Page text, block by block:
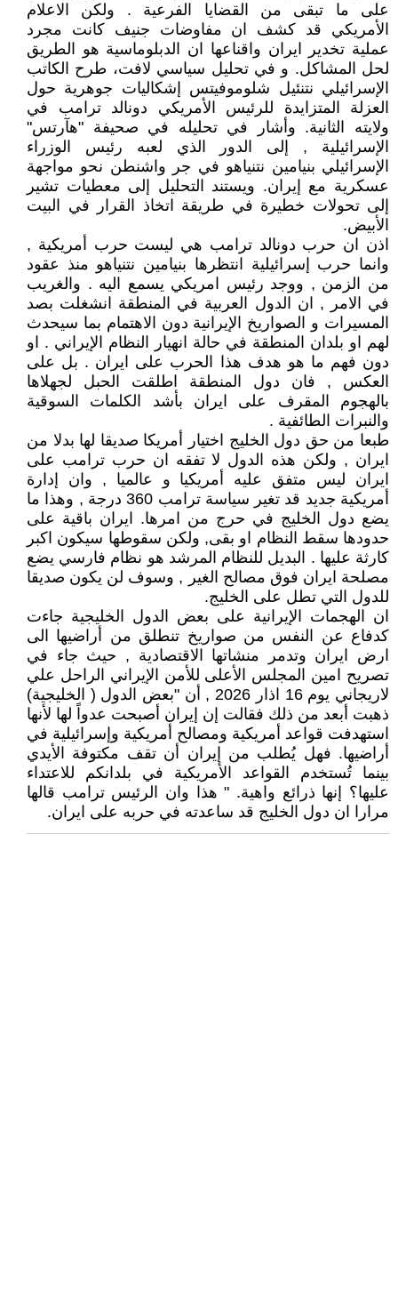
على ما تبقى من القضايا الفرعية . ولكن الاعلام
الأمريكي قد كشف ان مفاوضات جنيف كانت مجرد
عملية تخدير ايران واقناعها ان الدبلوماسية هو الطريق
لحل المشاكل. و في تحليل سياسي لافت، طرح الكاتب
الإسرائيلي نتنئيل شلوموفيتس إشكاليات جوهرية حول
العزلة المتزايدة للرئيس الأمريكي دونالد ترامب في
ولايته الثانية. وأشار في تحليله في صحيفة "هآرتس"
الإسرائيلية , إلى الدور الذي لعبه رئيس الوزراء
الإسرائيلي بنيامين نتنياهو في جر واشنطن نحو مواجهة
عسكرية مع إيران. ويستند التحليل إلى معطيات تشير
إلى تحولات خطيرة في طريقة اتخاذ القرار في البيت
الأبيض.
اذن ان حرب دونالد ترامب هي ليست حرب أمريكية ,
وانما حرب إسرائيلية انتظرها بنيامين نتنياهو منذ عقود
من الزمن , ووجد رئيس امريكي يسمع اليه . والغريب
في الامر , ان الدول العربية في المنطقة انشغلت بصد
المسيرات و الصواريخ الإيرانية دون الاهتمام بما سيحدث
لهم او بلدان المنطقة في حالة انهيار النظام الإيراني . او
دون فهم ما هو هدف هذا الحرب على ايران . بل على
العكس , فان دول المنطقة اطلقت الحبل لجهلاها
بالهجوم المقرف على ايران بأشد الكلمات السوقية
والنبرات الطائفية .
طبعا من حق دول الخليج اختيار أمريكا صديقا لها بدلا من
ايران , ولكن هذه الدول لا تفقه ان حرب ترامب على
ايران ليس متفق عليه أمريكيا و عالميا , وان إدارة
أمريكية جديد قد تغير سياسة ترامب 360 درجة , وهذا ما
يضع دول الخليج في حرج من امرها. ايران باقية على
حدودها سقط النظام او بقى, ولكن سقوطها سيكون اكبر
كارثة عليها . البديل للنظام المرشد هو نظام فارسي يضع
مصلحة ايران فوق مصالح الغير , وسوف لن يكون صديقا
للدول التي تطل على الخليج.
ان الهجمات الإيرانية على بعض الدول الخليجية جاءت
كدفاع عن النفس من صواريخ تنطلق من أراضيها الى
ارض ايران وتدمر منشاتها الاقتصادية , حيث جاء في
تصريح امين المجلس الأعلى للأمن الإيراني الراحل علي
لاريجاني يوم 16 اذار 2026 , أن "بعض الدول ( الخليجية)
ذهبت أبعد من ذلك فقالت إن إيران أصبحت عدواً لها لأنها
استهدفت قواعد أمريكية ومصالح أمريكية وإسرائيلية في
أراضيها. فهل يُطلب من إيران أن تقف مكتوفة الأيدي
بينما تُستخدم القواعد الأمريكية في بلدانكم للاعتداء
عليها؟ إنها ذرائع واهية. " هذا وان الرئيس ترامب قالها
مرارا ان دول الخليج قد ساعدته في حربه على ايران.